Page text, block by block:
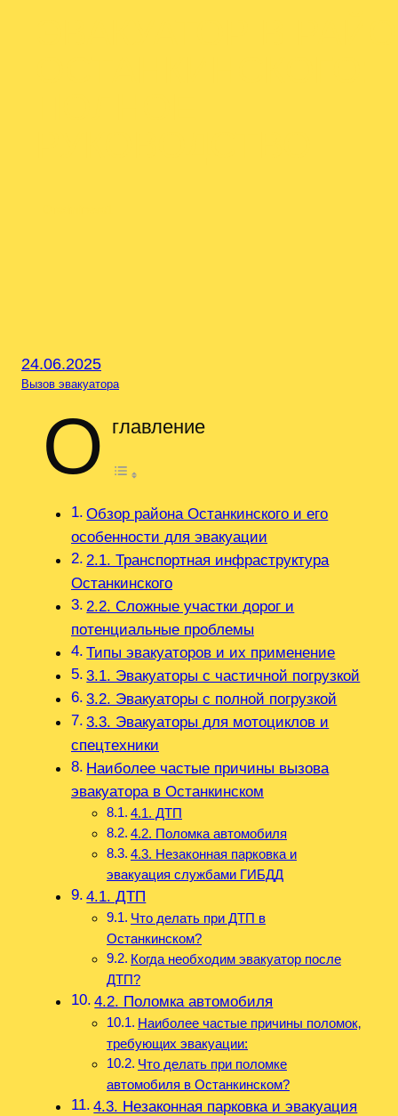
24.06.2025
Вызов эвакуатора
О главление
Обзор района Останкинского и его
особенности для эвакуации
2.1. Транспортная инфраструктура
Останкинского
2.2. Сложные участки дорог и
потенциальные проблемы
Типы эвакуаторов и их применение
3.1. Эвакуаторы с частичной погрузкой
3.2. Эвакуаторы с полной погрузкой
3.3. Эвакуаторы для мотоциклов и
спецтехники
Наиболее частые причины вызова
эвакуатора в Останкинском
4.1. ДТП
4.2. Поломка автомобиля
4.3. Незаконная парковка и
эвакуация службами ГИБДД
4.1. ДТП
Что делать при ДТП в
Останкинском?
Когда необходим эвакуатор после
ДТП?
4.2. Поломка автомобиля
Наиболее частые причины поломок‚
требующих эвакуации:
Что делать при поломке
автомобиля в Останкинском?
4.3. Незаконная парковка и эвакуация